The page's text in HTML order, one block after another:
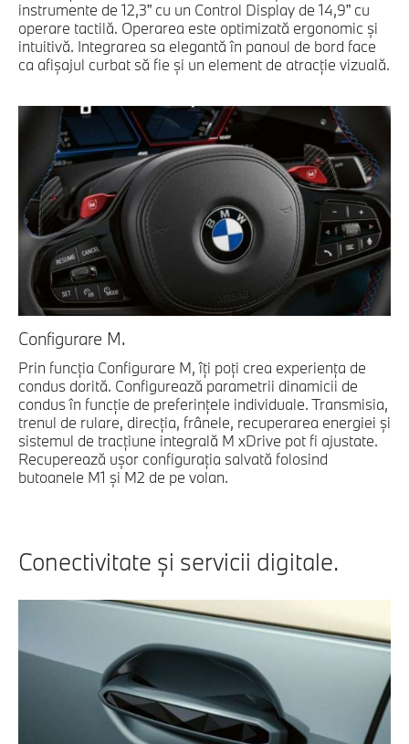
instrumente de 12,3” cu un Control Display de 14,9” cu
operare tactilă. Operarea este optimizată ergonomic şi
intuitivă. Integrarea sa elegantă în panoul de bord face
ca afişajul curbat să fie şi un element de atracţie vizuală.
Configurare M.
Prin funcţia Configurare M, îţi poţi crea experienţa de
condus dorită. Configurează parametrii dinamicii de
condus în funcţie de preferinţele individuale. Transmisia,
trenul de rulare, direcţia, frânele, recuperarea energiei şi
sistemul de tracţiune integrală M xDrive pot fi ajustate.
Recuperează uşor configuraţia salvată folosind
butoanele M1 şi M2 de pe volan.
Conectivitate şi servicii digitale.